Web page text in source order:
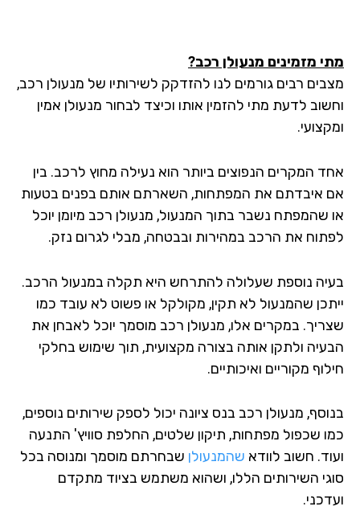
מזמינים מנעולן רכב?
רבים גורמים לנו להזדקק לשירותיו של מנעולן רכב,
לדעת מתי להזמין אותו וכיצד לבחור מנעולן אמין
המקרים הנפוצים ביותר הוא נעילה מחוץ לרכב. בין
איבדתם את המפתחות, השארתם אותם בפנים בטעות
שהמפתח נשבר בתוך המנעול, מנעולן רכב מיומן יוכל
את הרכב במהירות ובבטחה, מבלי לגרום נזק.
נוספת שעלולה להתרחש היא תקלה במנעול הרכב.
שהמנעול לא תקין, מקולקל או פשוט לא עובד כמו
במקרים אלו, מנעולן רכב מוסמך יוכל לאבחן את
ולתקן אותה בצורה מקצועית, תוך שימוש בחלקי
מקוריים ואיכותיים.
מנעולן רכב בנס ציונה יכול לספק שירותים נוספים,
שכפול מפתחות, תיקון שלטים, החלפת סוויץ' התנעה
חשוב לוודאשהמנעולןשבחרתם מוסמך ומנוסה בכל
השירותים הללו, ושהוא משתמש בציוד מתקדם